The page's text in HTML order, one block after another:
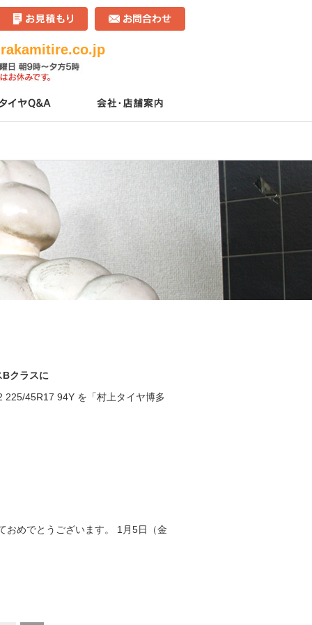
Bクラスに
225/45R17 94Y を「村上タイヤ博多
おめでとうございます。 1月5日（金